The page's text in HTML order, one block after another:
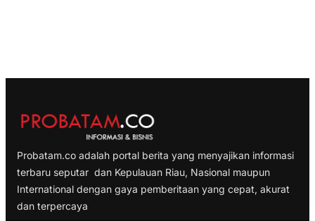
Probatam.co adalah portal berita yang menyajikan informasi
terbaru seputar dan Kepulauan Riau, Nasional maupun
International dengan gaya pemberitaan yang cepat, akurat
dan terpercaya